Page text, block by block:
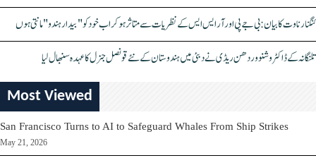
کنگنا رناوت کا بیان: بی جے پی اور آر ایس ایس کے نظریات سے متاثر ہو کر اب خود کو "بیدار ہندو" مانتی ہوں
تلنگانہ کے ڈاکٹر وشنو وردھن ریڈی نے دبئی میں ہندوستان کے نئے قونصل جنرل کا عہدہ سنبھال لیا
Most Viewed
San Francisco Turns to AI to Safeguard Whales From Ship Strikes
May 21, 2026